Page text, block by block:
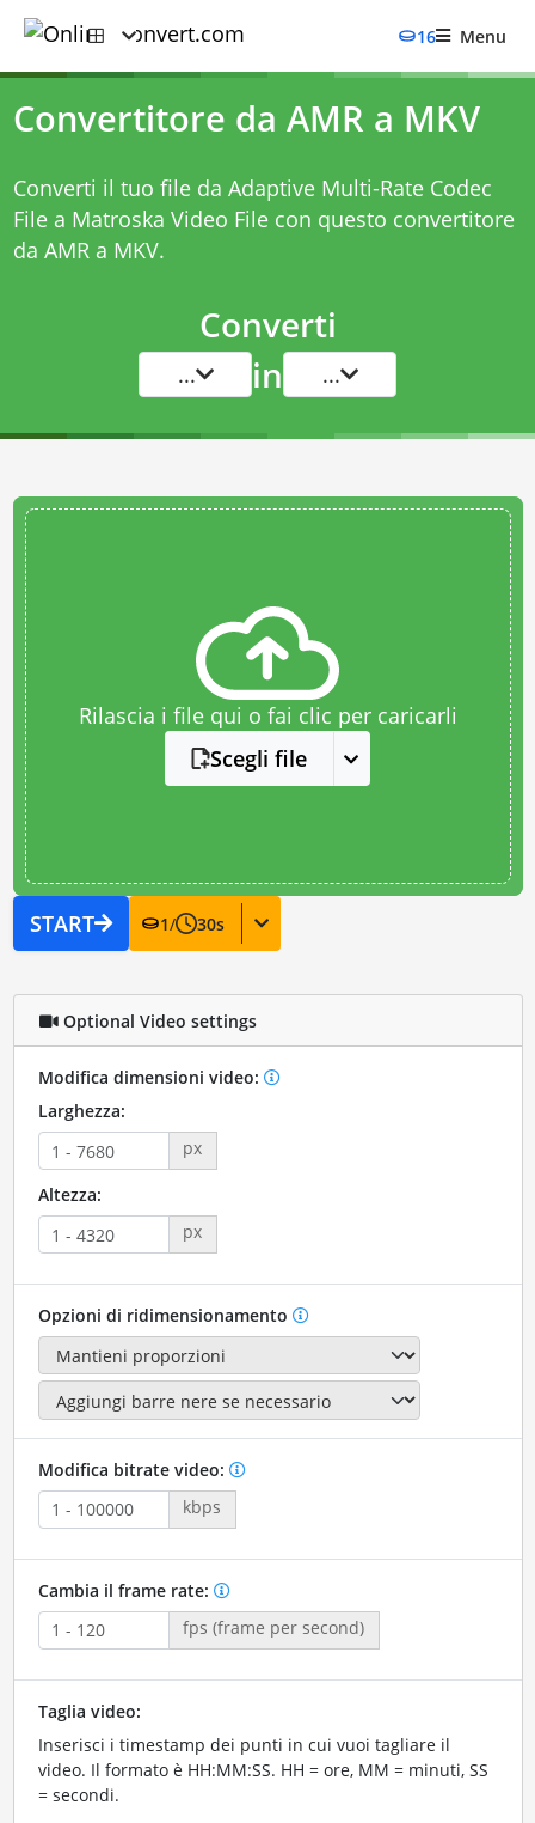
16 Menu
Convertitore da AMR a MKV
Converti il tuo file da Adaptive Multi-Rate Codec
File a Matroska Video File con questo convertitore
da AMR a MKV.
Converti
... in ...
Rilascia i file qui o fai clic per caricarli
Scegli file
START 1/ 30s
Optional Video settings
Modifica dimensioni video:
Larghezza:
px
Altezza:
px
Opzioni di ridimensionamento
Modifica bitrate video:
kbps
Cambia il frame rate:
fps (frame per second)
Taglia video:
Inserisci i timestamp dei punti in cui vuoi tagliare il
video. Il formato è HH:MM:SS. HH = ore, MM = minuti, SS
= secondi.